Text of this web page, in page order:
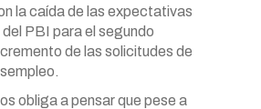
la caída de las expectativas
PBI para el segundo
de las solicitudes de
obliga a pensar que pese a